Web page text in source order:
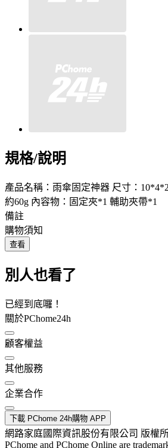
規格/說明
產品名稱：雨傘固定神器 尺寸：
約60g 內容物：固定夾*1 輔助夾帶*1
備註
購物須知
查看
別人也看了
已經到底囉！
關於PChome24h
顧客權益
其他服務
企業合作
下載 PChome 24h購物 APP
網路家庭國際資訊股份有限公司 版權
PChome and PChome Online are